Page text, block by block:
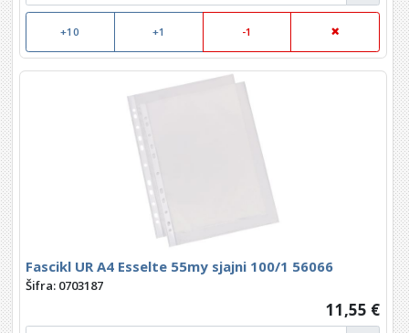
+10 +1 -1
Fascikl UR A4 Esselte 55my sjajni 100/1 56066
Šifra: 0703187
11,55 €